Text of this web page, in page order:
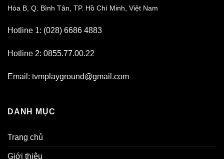
Hòa B, Q. Bình Tân, TP. Hồ Chí Minh, Việt Nam
Hotline 1: (028) 6686 4883
Hotline 2: 0855.77.00.22
Email: tvmplayground@gmail.com
DANH MỤC
Trang chủ
Giới thiệu